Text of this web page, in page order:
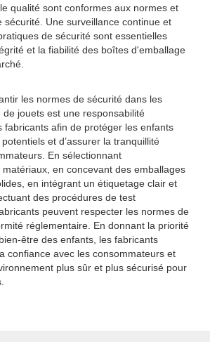
qualité sont conformes aux normes et
sécurité. Une surveillance continue et
de sécurité sont essentielles
et la fiabilité des boîtes d'emballage
les normes de sécurité dans les
de jouets est une responsabilité
fabricants afin de protéger les enfants
et d’assurer la tranquillité
En sélectionnant
en concevant des emballages
en intégrant un étiquetage clair et
des procédures de test
peuvent respecter les normes de
réglementaire. En donnant la priorité
être des enfants, les fabricants
confiance avec les consommateurs et
plus sûr et plus sécurisé pour